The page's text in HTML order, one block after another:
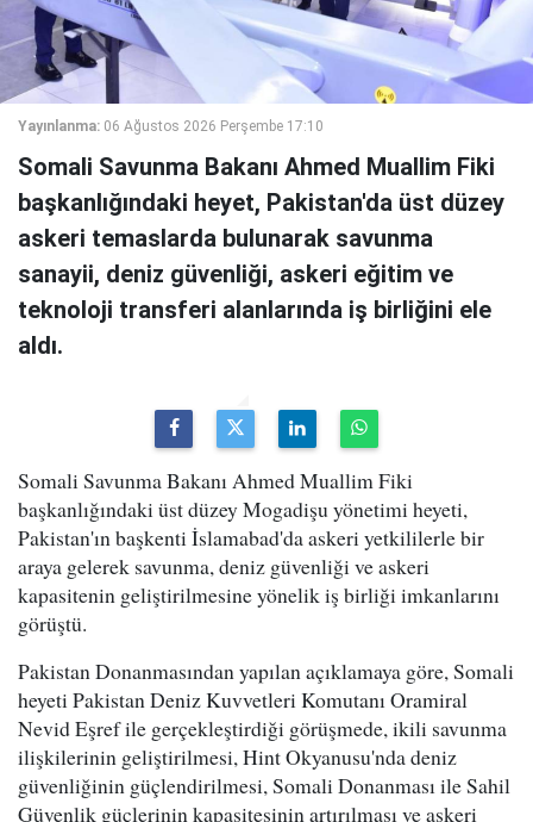
Yayınlanma: 06 Ağustos 2026 Perşembe 17:10
Somali Savunma Bakanı Ahmed Muallim Fiki
başkanlığındaki heyet, Pakistan'da üst düzey
askeri temaslarda bulunarak savunma
sanayii, deniz güvenliği, askeri eğitim ve
teknoloji transferi alanlarında iş birliğini ele
aldı.
Somali Savunma Bakanı Ahmed Muallim Fiki
başkanlığındaki üst düzey Mogadişu yönetimi heyeti,
Pakistan'ın başkenti İslamabad'da askeri yetkililerle bir
araya gelerek savunma, deniz güvenliği ve askeri
kapasitenin geliştirilmesine yönelik iş birliği imkanlarını
görüştü.
Pakistan Donanmasından yapılan açıklamaya göre, Somali
heyeti Pakistan Deniz Kuvvetleri Komutanı Oramiral
Nevid Eşref ile gerçekleştirdiği görüşmede, ikili savunma
ilişkilerinin geliştirilmesi, Hint Okyanusu'nda deniz
güvenliğinin güçlendirilmesi, Somali Donanması ile Sahil
Güvenlik güçlerinin kapasitesinin artırılması ve askeri